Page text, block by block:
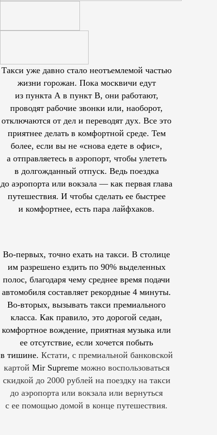
Такси уже давно стало неотъемлемой частью
жизни горожан. Пока москвичи едут
из пункта А в пункт В, они работают,
проводят рабочие звонки или, наоборот,
отключаются от дел и переводят дух. Все это
приятнее делать в комфортной среде. Тем
более, если вы не «снова едете в офис»,
а отправляетесь в аэропорт, чтобы улететь
в долгожданный отпуск. Ведь поездка
до аэропорта или вокзала — как первая глава
путешествия. И чтобы сделать ее быстрее
и комфортнее, есть пара лайфхаков.
Во-первых, точно ехать на такси. В столице
им разрешеноездить по 90% выделенных
полос, благодаря чему среднее время подачи
автомобиля составляет рекордные 4 минуты.
Во-вторых, вызывать такси премиального
класса. Как правило, это дорогой седан,
комфортное вождение, приятная музыка или
ее отсутствие, если хочется побыть
в тишине. Кстати, с премиальной банковской
картой Mir Supreme можно воспользоваться
скидкой до 2000 рублей на поездку на такси
до аэропорта или вокзала или вернуться
с ее помощью домой в конце путешествия.